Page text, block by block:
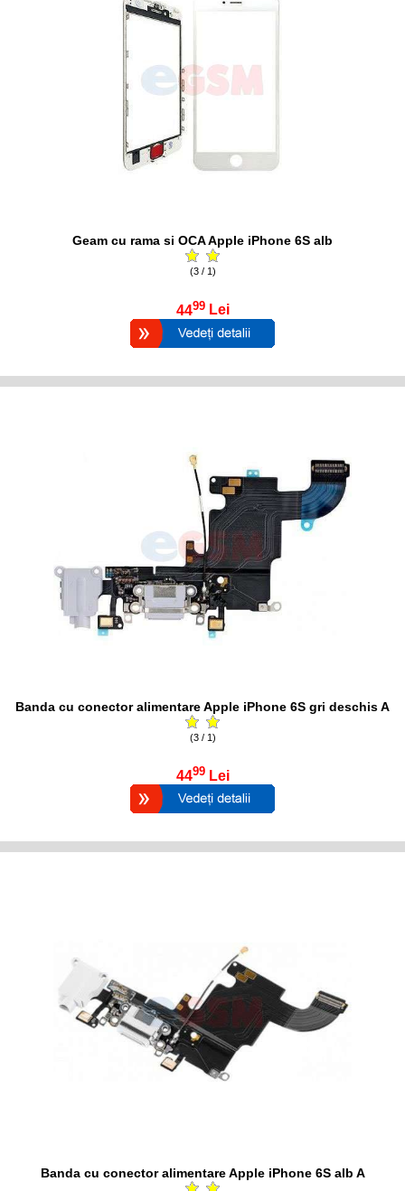
Geam cu rama si OCA Apple iPhone 6S alb
(3 / 1)
4499 Lei
Banda cu conector alimentare Apple iPhone 6S gri deschis A
(3 / 1)
4499 Lei
Banda cu conector alimentare Apple iPhone 6S alb A